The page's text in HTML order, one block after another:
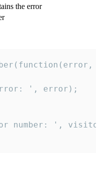
the error
', error);
number: ',